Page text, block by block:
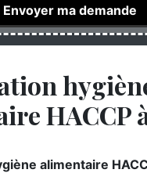
HACCP
alimentaire